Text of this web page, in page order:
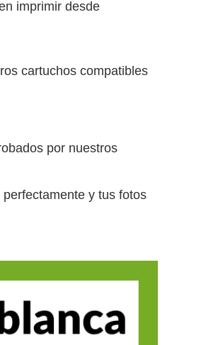
imprimir desde
cartuchos compatibles
por nuestros
y tus fotos